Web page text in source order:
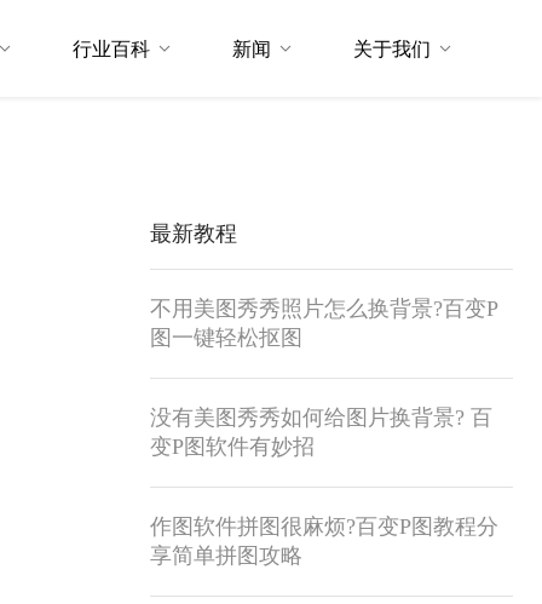
行业百科 新闻 关于我们
最新教程
不用美图秀秀照片怎么换背景?百变P
图一键轻松抠图
没有美图秀秀如何给图片换背景? 百
变P图软件有妙招
作图软件拼图很麻烦?百变P图教程分
享简单拼图攻略